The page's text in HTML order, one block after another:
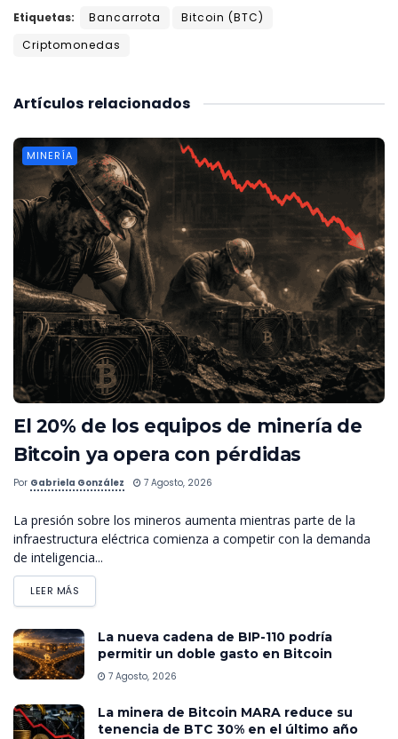
Etiquetas: Bancarrota
Bitcoin (BTC)
Criptomonedas
relacionados
Artículos
MINERÍA
El 20% de los equipos de minería de
Bitcoin ya opera con pérdidas
Por Gabriela González 7 Agosto, 2026
La presión sobre los mineros aumenta mientras parte de la
infraestructura eléctrica comienza a competir con la demanda
de inteligencia...
LEER MÁS
La nueva cadena de BIP-110 podría
permitir un doble gasto en Bitcoin
7 Agosto, 2026
La minera de Bitcoin MARA reduce su
tenencia de BTC 30% en el último año